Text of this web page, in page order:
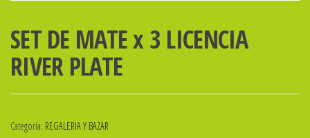
SET DE MATE x 3 LICENCIA
RIVER PLATE
Categoría: REGALERIA Y BAZAR